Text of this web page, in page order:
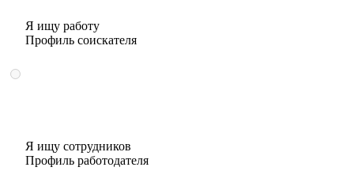
Я ищу работу
Профиль соискателя
Я ищу сотрудников
Профиль работодателя